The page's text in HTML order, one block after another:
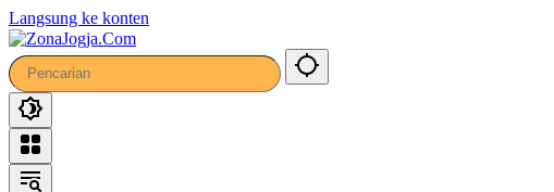
Langsung ke konten